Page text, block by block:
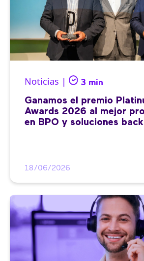
Noticias | 3 min
Ganamos el premio
Awards 2026 al mejor
en BPO y soluciones
18/06/2026